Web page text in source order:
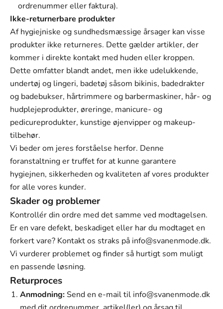
ordrenummer eller faktura).
Ikke-returnerbare produkter
Af hygiejniske og sundhedsmæssige årsager kan visse
produkter ikke returneres. Dette gælder artikler, der
kommer i direkte kontakt med huden eller kroppen.
Dette omfatter blandt andet, men ikke udelukkende,
undertøj og lingeri, badetøj såsom bikinis, badedrakter
og badebukser, hårtrimmere og barbermaskiner, hår- og
hudplejeprodukter, øreringe, manicure- og
pedicureprodukter, kunstige øjenvipper og makeup-
tilbehør.
Vi beder om jeres forståelse herfor. Denne
foranstaltning er truffet for at kunne garantere
hygiejnen, sikkerheden og kvaliteten af vores produkter
for alle vores kunder.
Skader og problemer
Kontrollér din ordre med det samme ved modtagelsen.
Er en vare defekt, beskadiget eller har du modtaget en
forkert vare? Kontakt os straks på info@svanenmode.dk.
Vi vurderer problemet og finder så hurtigt som muligt
en passende løsning.
Returproces
Anmodning:Send en e-mail til info@svanenmode.dk